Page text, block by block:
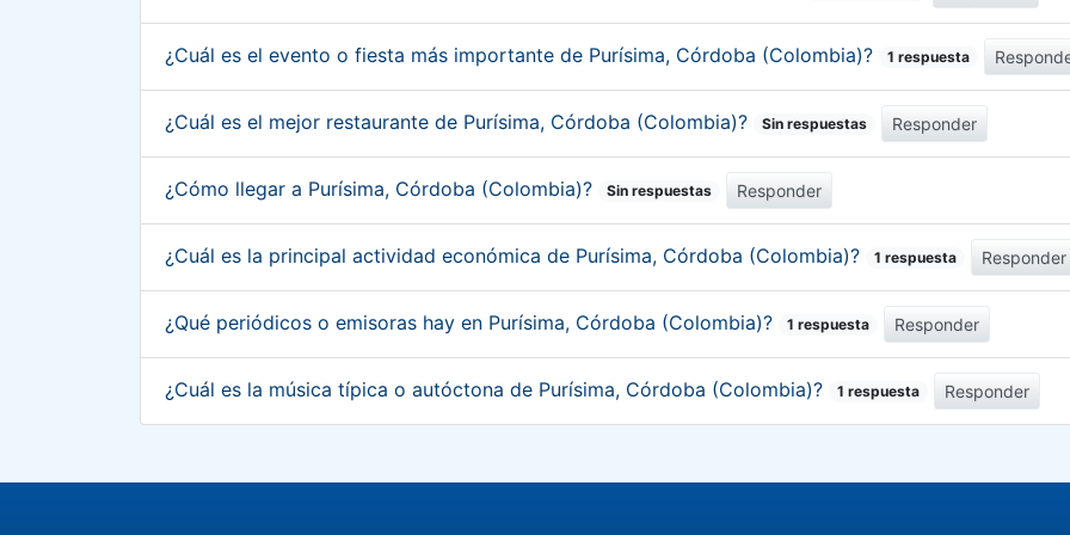
¿Cuál es el evento o fiesta más importante de Purísima, Córdoba (Colombia)? 1 respuesta
¿Cuál es el mejor restaurante de Purísima, Córdoba (Colombia)? Sin respuestas Responder
¿Cómo llegar a Purísima, Córdoba (Colombia)? Sin respuestas Responder
¿Cuál es la principal actividad económica de Purísima, Córdoba (Colombia)? 1 respuesta Responder
¿Qué periódicos o emisoras hay en Purísima, Córdoba (Colombia)? 1 respuesta Responder
¿Cuál es la música típica o autóctona de Purísima, Córdoba (Colombia)? 1 respuesta Responder